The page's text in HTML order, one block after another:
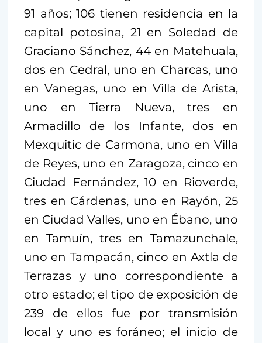
91 años; 106 tienen residencia en la
capital potosina, 21 en Soledad de
Graciano Sánchez, 44 en Matehuala,
dos en Cedral, uno en Charcas, uno
en Vanegas, uno en Villa de Arista,
uno en Tierra Nueva, tres en
Armadillo de los Infante, dos en
Mexquitic de Carmona, uno en Villa
de Reyes, uno en Zaragoza, cinco en
Ciudad Fernández, 10 en Rioverde,
tres en Cárdenas, uno en Rayón, 25
en Ciudad Valles, uno en Ébano, uno
en Tamuín, tres en Tamazunchale,
uno en Tampacán, cinco en Axtla de
Terrazas y uno correspondiente a
otro estado; el tipo de exposición de
239 de ellos fue por transmisión
local y uno es foráneo; el inicio de